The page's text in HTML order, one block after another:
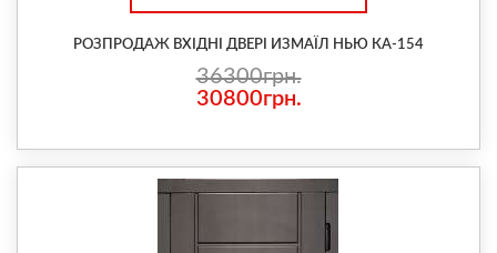
РОЗПРОДАЖ ВХІДНІ ДВЕРІ ИЗМАЇЛ НЬЮ КА-154
36300грн.
30800грн.